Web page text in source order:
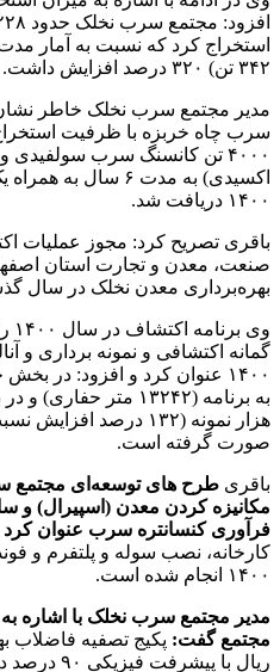
۳۴۲ تن) ۳۲۰ درصد افزایش داشت.
مدیر مجتمع سرب نخلک خاطر نشان
اکسیدی) به مدت ۶
۱۴۰۰ دریافت شد.
باقری تصریح کرد: مجوز عملیات
صنعت، معدن و تجارت استان
بهره‌برداری معدن نخلک در سال
هزار نمونه (۱۳۲ درصد
صورت گرفته است.
باقری طرح های توسعه‌ای مجتمع
فرآوری کنسانتره سرب عنوان کرد
کارخانه، نصب سوله و پلتفرم و
۱۴۰۰ انجام شده است.
مدیر مجتمع سرب نخلک با اشاره
مجتمع گفت:
ریال با پیشرفت فیزیکی ۹۰ درصد در حال انجام می‌باشد.